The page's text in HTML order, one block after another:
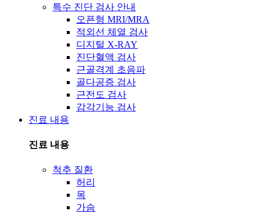
특수 진단 검사 안내
오픈형 MRI/MRA
적외선 체열 검사
디지털 X-RAY
진단혈액 검사
근골격계 초음파
골다공증 검사
근전도 검사
감각기능 검사
진료 내용
진료 내용
척추 질환
허리
목
가슴